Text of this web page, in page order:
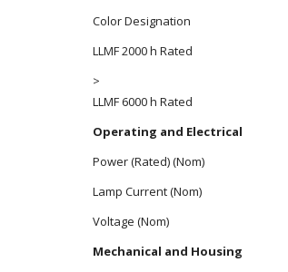
Color Designation
LLMF 2000 h Rated
>
LLMF 6000 h Rated
Operating and Electrical
Power (Rated) (Nom)
Lamp Current (Nom)
Voltage (Nom)
Mechanical and Housing